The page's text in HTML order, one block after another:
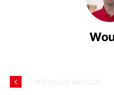
— PREVIOUS ARTICLE